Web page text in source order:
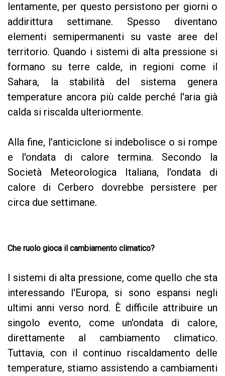
lentamente, per questo persistono per giorni o
addirittura settimane. Spesso diventano
elementi semipermanenti su vaste aree del
territorio. Quando i sistemi di alta pressione si
formano su terre calde, in regioni come il
Sahara, la stabilità del sistema genera
temperature ancora più calde perché l'aria già
calda si riscalda ulteriormente.
Alla fine, l'anticiclone si indebolisce o si rompe
e l'ondata di calore termina. Secondo la
Società Meteorologica Italiana, l'ondata di
calore di Cerbero dovrebbe persistere per
circa due settimane.
Che ruolo gioca il cambiamento climatico?
I sistemi di alta pressione, come quello che sta
interessando l'Europa, si sono espansi negli
ultimi anni verso nord. È difficile attribuire un
singolo evento, come un'ondata di calore,
direttamente al cambiamento climatico.
Tuttavia, con il continuo riscaldamento delle
temperature, stiamo assistendo a cambiamenti